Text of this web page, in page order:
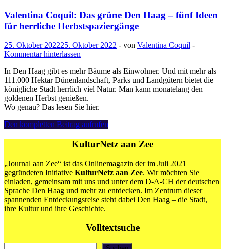
Valentina Coquil: Das grüne Den Haag – fünf Ideen
für herrliche Herbstspaziergänge
25. Oktober 202225. Oktober 2022 - von Valentina Coquil -
Kommentar hinterlassen
In Den Haag gibt es mehr Bäume als Einwohner. Und mit mehr als
111.000 Hektar Dünenlandschaft, Parks und Landgütern bietet die
königliche Stadt herrlich viel Natur. Man kann monatelang den
goldenen Herbst genießen.
Wo genau? Das lesen Sie hier.
Valentina
Den
Haag
–
fünf
Ideen
für
herrliche
Den kompletten Beitrag aufrufen
KulturNetz aan Zee
„Journal aan Zee“ ist das Onlinemagazin der im Juli 2021
gegründeten Initiative KulturNetz aan Zee. Wir möchten Sie
einladen, gemeinsam mit uns und unter dem D-A-CH der deutschen
Sprache Den Haag und mehr zu entdecken. Im Zentrum dieser
spannenden Entdeckungsreise steht dabei Den Haag – die Stadt,
ihre Kultur und ihre Geschichte.
Volltextsuche